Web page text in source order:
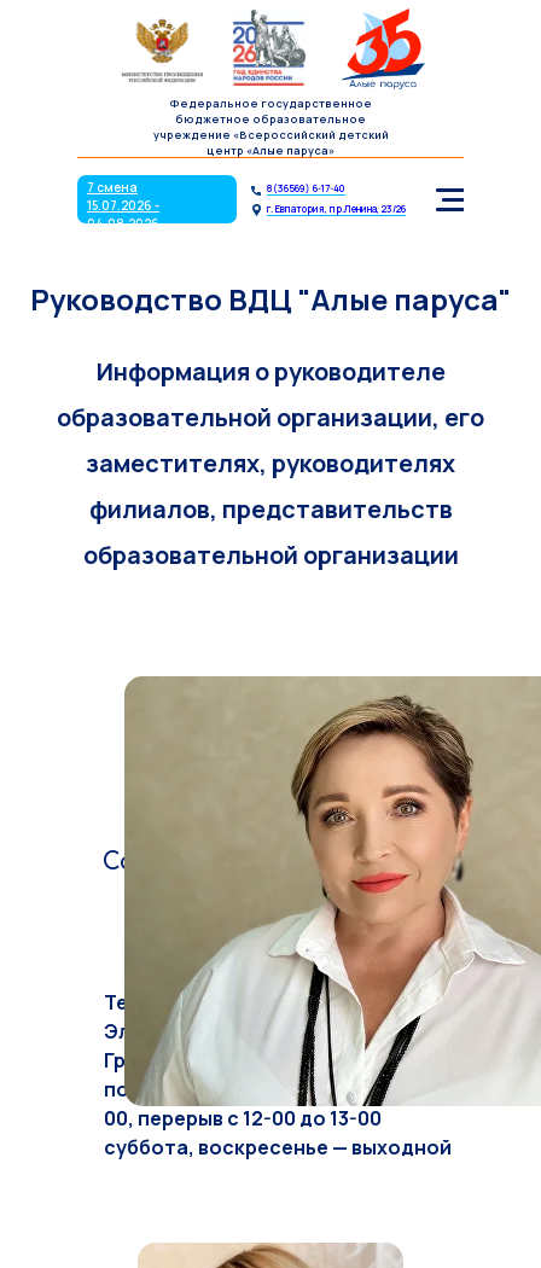
Федеральное государственное
бюджетное образовательное
учреждение «Всероссийский детский
центр «Алые паруса»
8(36569) 6-17-40
7 смена
15.07.2026 -
04.08.2026
г. Евпатория, пр.Ленина, 23/26
8(36569) 6-17-40
15.07.2026 -
г. Евпатория, пр.Ленина, 23/26
Руководство ВДЦ "Алые паруса"
Информация о руководителе
образовательной организации, его
заместителях, руководителях
филиалов, представительств
образовательной организации
Саенко Елена Васильевна
Тел.: 8 (36569) 6-17-40
Эл.почта:
info@ap-evp.ru
График работы:
понедельник – пятница с 8-00 до 17-
00, перерыв с 12-00 до 13-00
суббота, воскресенье — выходной
Директор ФГБОУ
"ВДЦ "Алые паруса"